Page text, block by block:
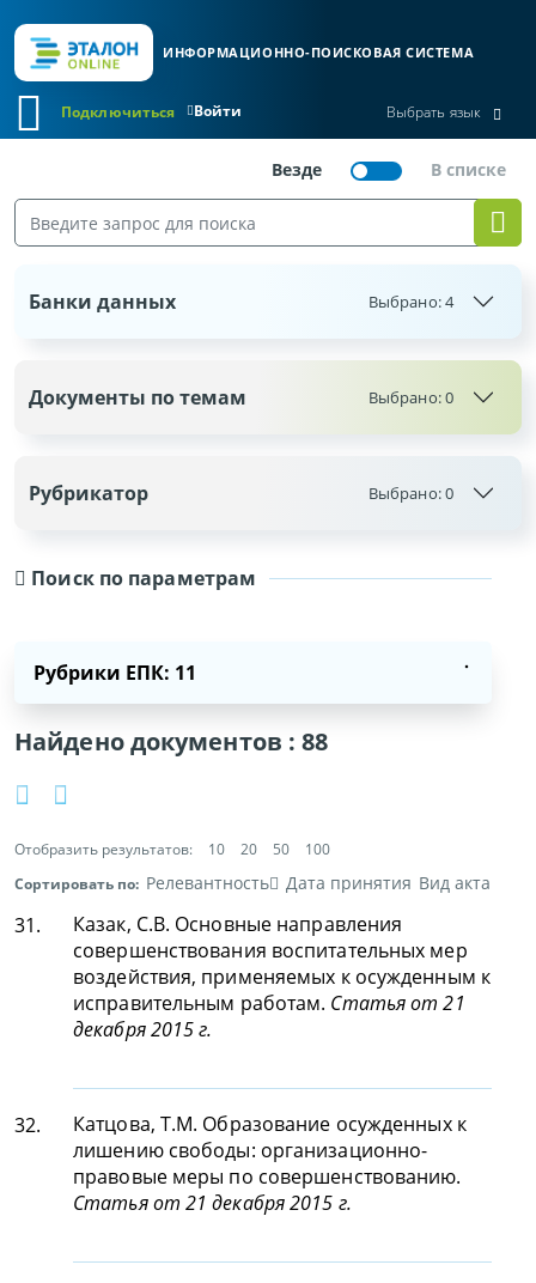
ИНФОРМАЦИОННО-ПОИСКОВАЯ СИСТЕМА
Войти
Подключиться Выбрать язык
Поиск по параметрам
Рубрики ЕПК: 11
Найдено документов :88
Отобразить результатов: 10 20 50
100
Сортировать по: Релевантность Дата принятия Вид акта
31.
Казак, С.В. Основные направления
совершенствования воспитательных мер
воздействия, применяемых к осужденным к
исправительным работам. Статья от 21
декабря 2015 г.
32.
Катцова, Т.М. Образование осужденных к
лишению свободы: организационно-
правовые меры по совершенствованию.
Статья от 21 декабря 2015 г.
Банки данных Выбрано:4
Документы по темам Выбрано:0
Рубрикатор Выбрано:0